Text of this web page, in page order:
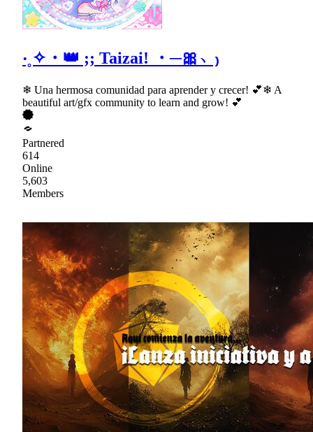
‧˳✧・👑 ;; Taizai! ・─🎀﹆₎
❄ Una hermosa comunidad para aprender y crecer! 💕❄ A
beautiful art/gfx community to learn and grow! 💕
Partnered
614
Online
5,603
Members